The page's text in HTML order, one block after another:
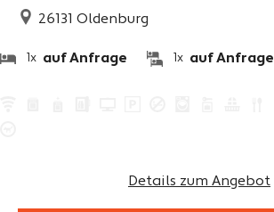
26131 Oldenburg
1x auf Anfrage 1x auf Anfrage
Details zum Angebot